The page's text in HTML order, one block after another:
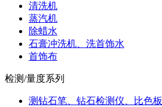
清洗机
蒸汽机
除蜡水
石膏冲洗机、洗首饰水
首饰布
检测/量度系列
测钻石笔、钻石检测仪、比色板